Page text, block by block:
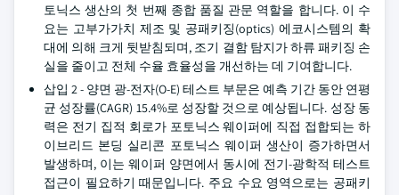
토닉스 생산의 첫 번째 종합 품질 관문 역할을 합니다. 이 수
요는 고부가가치 제조 및 공패키징(optics) 에코시스템의 확
대에 의해 크게 뒷받침되며, 조기 결함 탐지가 하류 패키징 손
실을 줄이고 전체 수율 효율성을 개선하는 데 기여합니다.
삽입 2 - 양면 광-전자(O-E) 테스트 부문은 예측 기간 동안 연평
균 성장률(CAGR) 15.4%로 성장할 것으로 예상됩니다. 성장 동
력은 전기 집적 회로가 포토닉스 웨이퍼에 직접 접합되는 하
이브리드 본딩 실리콘 포토닉스 웨이퍼 생산이 증가하면서
발생하며, 이는 웨이퍼 양면에서 동시에 전기-광학적 테스트
접근이 필요하기 때문입니다. 주요 수요 영역으로는 공패키